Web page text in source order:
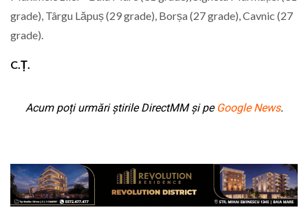
grade), Târgu Lăpuș (29 grade), Borșa (27 grade), Cavnic (27
grade).
C.Ț.
Acum poți urmări știrile DirectMM și pe Google News.